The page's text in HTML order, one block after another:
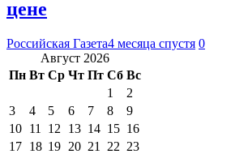
цене
Российская Газета4 месяца спустя 0
Август 2026
Пн Вт Ср Чт Пт Сб Вс
1
2
3
4 5 6 7 8
9
10 11 12 13 14 15 16
17 18 19 20 21 22 23